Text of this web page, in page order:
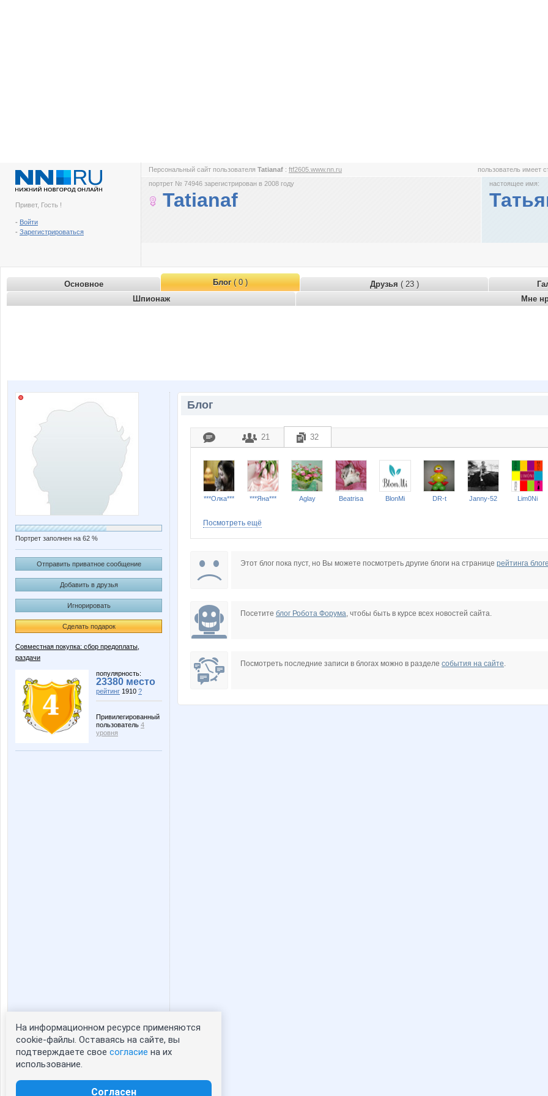
Привет, Гость !
- Войти
- Зарегистрироваться
Персональный сайт пользователя Tatianaf : ftf2605.www.nn.ru пользователь имеет
портрет № 74946 зарегистрирован в 2008 году
Tatianaf
настоящее имя:
Основное Блог( 0 ) Друзья ( 23 )
Шпионаж
Мне
Портрет заполнен на 62 %
Отправить приватное сообщение
Добавить в друзья
Игнорировать
Сделать подарок
Совместная покупка: сбор предоплаты,
раздачи
популярность:
23380 место
рейтинг 1910 ?
Привилегированный
пользователь 4
уровня
Статистика портрета:
сейчас просматривают портрет - 0
зарегистрированные пользователи
Блог
21 32
***Олка*** ***Яна*** Aglay Beatrisa BlonMi DR-t Janny-52 Lim0Ni
Пируэтта
Посмотреть ещё
Этот блог пока пуст, но Вы можете посмотреть другие блоги на странице рейтинга
Посетите блог Робота Форума, чтобы быть в курсе всех новостей сайта.
Посмотреть последние записи в блогах можно в разделе события на сайте.
На информационном ресурсе применяются
cookie-файлы. Оставаясь на сайте, вы
подтверждаете свое согласие на их
использование.
Согласен